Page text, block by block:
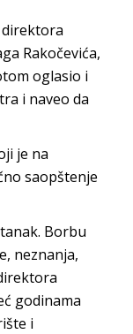
direktora
Rakočevića,
oglasio i
i naveo da
je na
saopštenje
Borbu
neznanja,
godinama
i